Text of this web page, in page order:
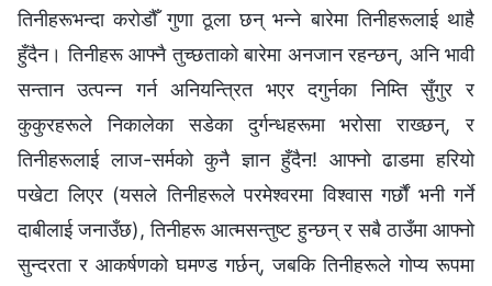
तिनीहरूभन्दा करोडौँ गुणा ठूला छन् भन्‍ने बारेमा तिनीहरूलाई थाहै
हुँदैन। तिनीहरू आफ्नै तुच्छताको बारेमा अनजान रहन्छन्, अनि भावी
सन्तान उत्पन्‍न गर्न अनियन्त्रित भएर दगुर्नका निम्ति सुँगुर र
कुकुरहरूले निकालेका सडेका दुर्गन्धहरूमा भरोसा राख्छन्, र
तिनीहरूलाई लाज-सर्मको कुनै ज्ञान हुँदैन! आफ्नो ढाडमा हरियो
पखेटा लिएर (यसले तिनीहरूले परमेश्‍वरमा विश्‍वास गर्छौं भनी गर्ने
दाबीलाई जनाउँछ), तिनीहरू आत्मसन्तुष्ट हुन्छन् र सबै ठाउँमा आफ्नो
सुन्दरता र आकर्षणको घमण्ड गर्छन्, जबकि तिनीहरूले गोप्य रूपमा